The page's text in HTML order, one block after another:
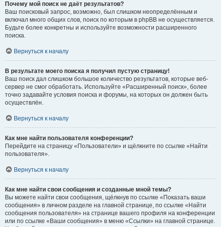
Почему мой поиск не даёт результатов?
Ваш поисковый запрос, возможно, был слишком неопределённым и
включал много общих слов, поиск по которым в phpBB не осуществляется.
Будьте более конкретны и используйте возможности расширенного
поиска.
Вернуться к началу
В результате моего поиска я получил пустую страницу!
Ваш поиск дал слишком большое количество результатов, которые веб-
сервер не смог обработать. Используйте «Расширенный поиск», более
точно задавайте условия поиска и форумы, на которых он должен быть
осуществлён.
Вернуться к началу
Как мне найти пользователя конференции?
Перейдите на страницу «Пользователи» и щёлкните по ссылке «Найти
пользователя».
Вернуться к началу
Как мне найти свои сообщения и созданные мной темы?
Вы можете найти свои сообщения, щёлкнув по ссылке «Показать ваши
сообщения» в личном разделе на главной странице, по ссылке «Найти
сообщения пользователя» на странице вашего профиля на конференции
или по ссылке «Ваши сообщения» в меню «Ссылки» на главной странице.